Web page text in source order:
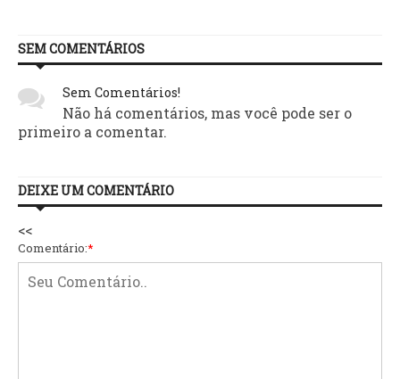
SEM COMENTÁRIOS
Sem Comentários!
Não há comentários, mas você pode ser o
primeiro a comentar.
DEIXE UM COMENTÁRIO
<<
Comentário:*